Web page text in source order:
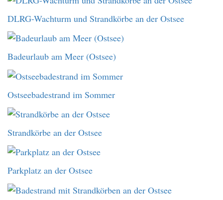
DLRG-Wachturm und Strandkörbe an der Ostsee
Badeurlaub am Meer (Ostsee)
Ostseebadestrand im Sommer
Strandkörbe an der Ostsee
Parkplatz an der Ostsee